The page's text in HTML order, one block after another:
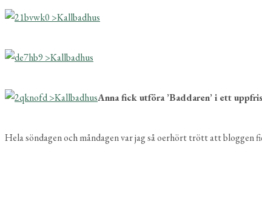
Anna fick utföra ’Baddaren’ i ett
Hela söndagen och måndagen var jag så oerhört trött att bloggen